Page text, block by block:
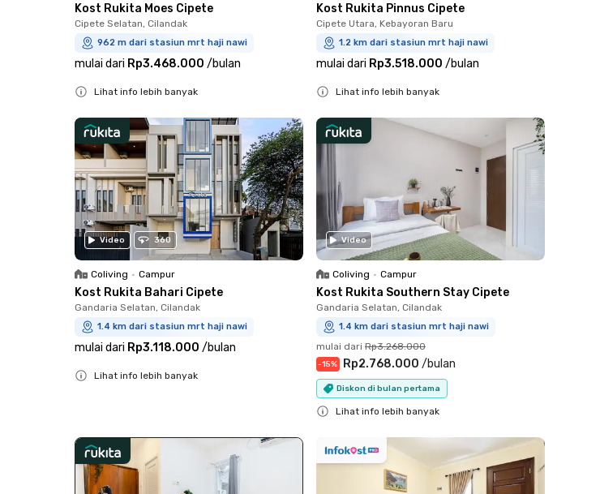
Kost Rukita Moes Cipete
Cipete Selatan, Cilandak
962 m dari stasiun mrt haji nawi
mulai dari Rp3.468.000 /bulan
Lihat info lebih banyak
Kost Rukita Pinnus Cipete
Cipete Utara, Kebayoran Baru
1.2 km dari stasiun mrt haji nawi
mulai dari Rp3.518.000 /bulan
Lihat info lebih banyak
Video 360
Coliving • Campur
Kost Rukita Bahari Cipete
Gandaria Selatan, Cilandak
1.4 km dari stasiun mrt haji nawi
mulai dari Rp3.118.000 /bulan
Lihat info lebih banyak
Video
Coliving • Campur
Kost Rukita Southern Stay Cipete
Gandaria Selatan, Cilandak
1.4 km dari stasiun mrt haji nawi
mulai dari Rp3.268.000
-15% Rp2.768.000 /bulan
Diskon di bulan pertama
Lihat info lebih banyak